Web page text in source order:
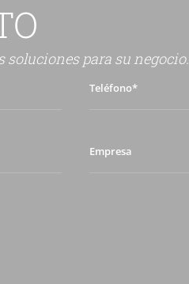
para su negocio.
Teléfono*
Empresa